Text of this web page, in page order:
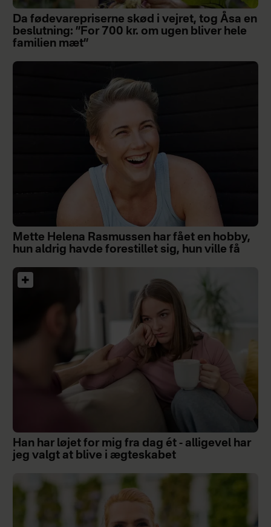
Da fødevarepriserne skød i vejret, tog Åsa en
beslutning: ”For 700 kr. om ugen bliver hele
familien mæt”
Mette Helena Rasmussen har fået en hobby,
hun aldrig havde forestillet sig, hun ville få
Han har løjet for mig fra dag ét - alligevel har
jeg valgt at blive i ægteskabet